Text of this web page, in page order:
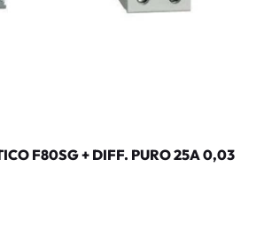
F80SG + DIFF. PURO 25A 0,03